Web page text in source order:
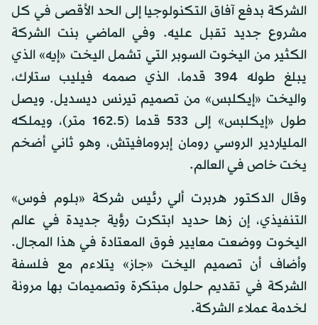
الشركة بدفع آفاق التكنولوجيا إلى الحد الأقصى في كل
مشروع جديد تقبل عليه. وفي الماضي بنت الشركة
الكثير من اليخوت السوبر التي تشمل اليخت «إيه» الذي
يبلغ طوله 394 قدما، الذي صممه فيليب ستارك،
واليخت «إيكلبس» من تصميم تيرنس ديسديل. ويصل
طول «إيكلبس» إلى 533 قدما (162.5 متر)، ويملكه
الملياردير الروسي رومان إبرومافيتش، وهو ثاني أضخم
يخت خاص في العالم.
وقال الدكتور هربرت ألي رئيس شركة «بلوم فوس»
التنفيذي، إن زها حديد ابتكرت رؤية جديدة في عالم
اليخوت ووضعت معايير فوق المعتادة في هذا المجال.
وأضاف أن تصميم اليخت «جاز» يتلاءم مع فلسفة
الشركة في تقديم حلول مبتكرة وتصميمات بها مرونة
لخدمة عملاء الشركة.